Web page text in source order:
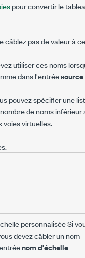
pour convertir le
câblez pas de valeur à
utiliser ces noms
dans l'entréesource
pouvez spécifier une
de noms inférieur
voies virtuelles.
personnalisée Si
devez câbler un nom
nom d'échelle